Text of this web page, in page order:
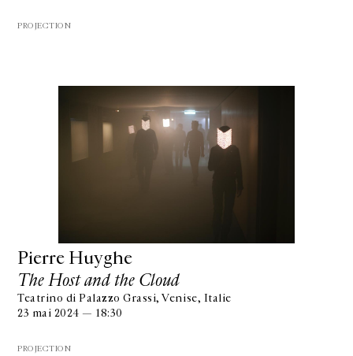
PROJECTION
Pierre Huyghe
The Host and the Cloud
Teatrino di Palazzo Grassi, Venise, Italie
23 mai 2024 — 18:30
PROJECTION